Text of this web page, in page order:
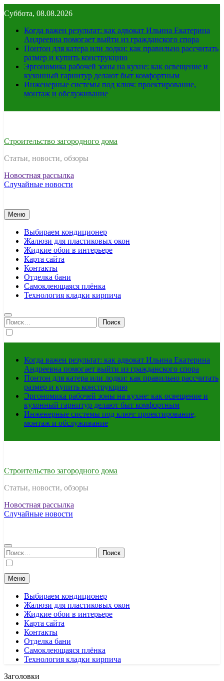
к
содержимому
Суббота, 08.08.2026
Когда важен результат: как адвокат Ильина Екатерина
Андреевна помогает выйти из гражданского спора
Понтон для катера или лодки: как правильно рассчитать
размер и купить конструкцию
Эргономика рабочей зоны на кухне: как освещение и
кухонный гарнитур делают быт комфортным
Инженерные системы под ключ: проектирование,
монтаж и обслуживание
Строительство загородного дома
Статьи, новости, обзоры
Новостная рассылка
Случайные новости
Меню
Выбираем кондиционер
Жалюзи для пластиковых окон
Жидкие обои в интерьере
Карта сайта
Контакты
Отделка бани
Самоклеющаяся плёнка
Технология кладки кирпича
Найти:
Когда важен результат: как адвокат Ильина Екатерина
Андреевна помогает выйти из гражданского спора
Понтон для катера или лодки: как правильно рассчитать
размер и купить конструкцию
Эргономика рабочей зоны на кухне: как освещение и
кухонный гарнитур делают быт комфортным
Инженерные системы под ключ: проектирование,
монтаж и обслуживание
Строительство загородного дома
Статьи, новости, обзоры
Новостная рассылка
Случайные новости
Найти:
Меню
Выбираем кондиционер
Жалюзи для пластиковых окон
Жидкие обои в интерьере
Карта сайта
Контакты
Отделка бани
Самоклеющаяся плёнка
Технология кладки кирпича
Заголовки